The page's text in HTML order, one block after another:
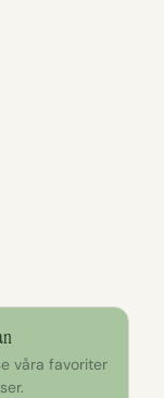
våra favoriter